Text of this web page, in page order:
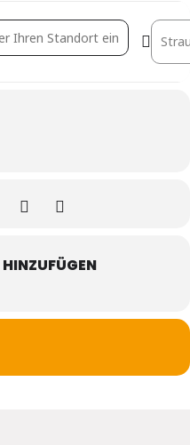
Symposium [b79mLXtVA]